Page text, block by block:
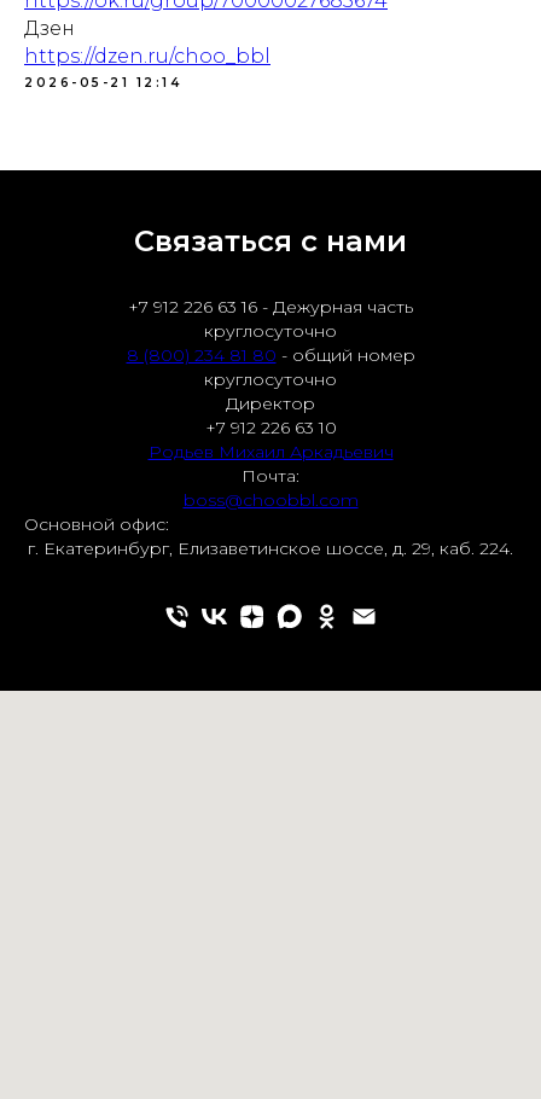
Дзен
https://dzen.ru/choo_bbl
2026-05-21 12:14
Связаться с нами
+7 912 226 63 16 - Дежурная часть
круглосуточно
8 (800) 234 81 80 - общий номер
круглосуточно
Директор
+7 912 226 63 10
Родьев Михаил Аркадьевич
Почта:
boss@choobbl.com
Основной офис:
г. Екатеринбург, Елизаветинское шоссе, д. 29, каб. 224.